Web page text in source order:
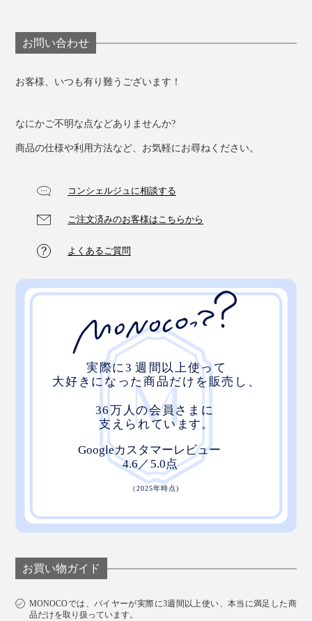
お問い合わせ
お客様、いつも有り難うございます！
なにかご不明な点などありませんか?
商品の仕様や利用方法など、お気軽にお尋ねください。
コンシェルジュに相談する
ご注文済みのお客様はこちらから
よくあるご質問
お買い物ガイド
MONOCOでは、バイヤーが実際に3週間以上使い、本当に満足した商
品だけを取り扱っています。